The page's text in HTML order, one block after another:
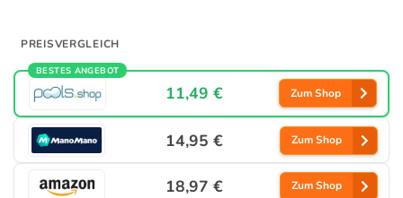
PREISVERGLEICH
BESTES ANGEBOT
11,49 € Zum Shop
14,95 € Zum Shop
18,97 € Zum Shop